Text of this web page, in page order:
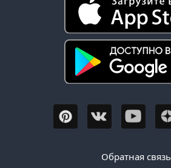
Обратная связь